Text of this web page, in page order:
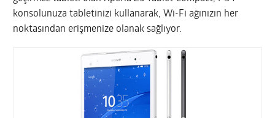
konsolunuza tabletinizi kullanarak, Wi-Fi ağınızın her
noktasından erişmenize olanak sağlıyor.